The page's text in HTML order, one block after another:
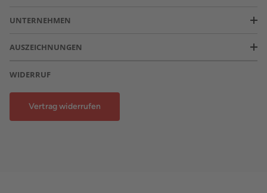
UNTERNEHMEN
AUSZEICHNUNGEN
WIDERRUF
Vertrag widerrufen